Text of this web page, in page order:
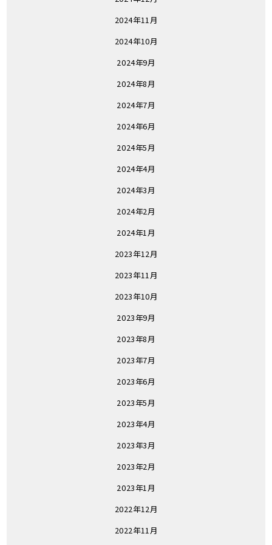
2024年11月
2024年10月
2024年9月
2024年8月
2024年7月
2024年6月
2024年5月
2024年4月
2024年3月
2024年2月
2024年1月
2023年12月
2023年11月
2023年10月
2023年9月
2023年8月
2023年7月
2023年6月
2023年5月
2023年4月
2023年3月
2023年2月
2023年1月
2022年12月
2022年11月